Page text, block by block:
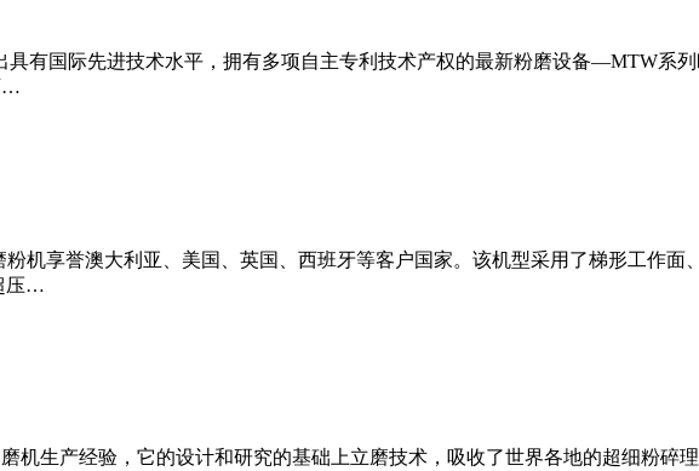
有国际先进技术水平，拥有多项自主专利技术产权的最新粉磨设备—MTW系
…
机享誉澳大利亚、美国、英国、西班牙等客户国家。该机型采用了梯形工作
压…
机生产经验，它的设计和研究的基础上立磨技术，吸收了世界各地的超细粉碎